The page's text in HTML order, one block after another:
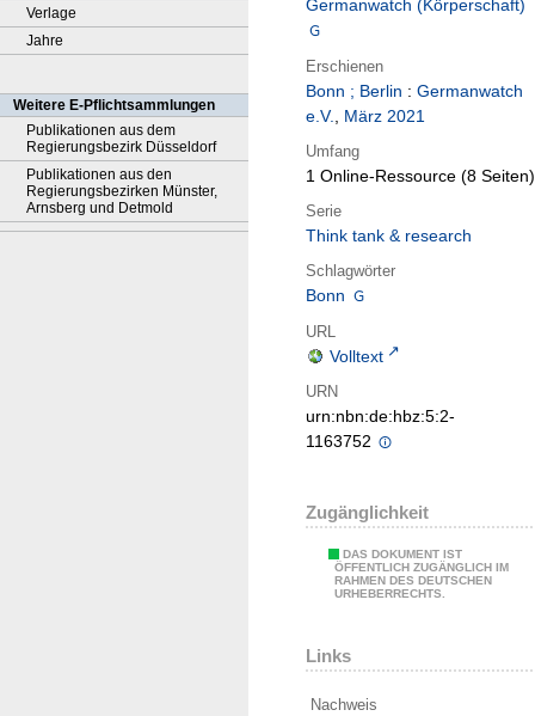
Verlage
Jahre
Weitere E-Pflichtsammlungen
Publikationen aus dem
Regierungsbezirk Düsseldorf
Publikationen aus den
Regierungsbezirken Münster,
Arnsberg und Detmold
Germanwatch (Körperschaft)
Erschienen
Bonn ; Berlin : Germanwatch
e.V., März 2021
Umfang
1 Online-Ressource (8 Seiten)
Serie
Think tank & research
Schlagwörter
Bonn
URL
Volltext
URN
urn:nbn:de:hbz:5:2-
1163752
Zugänglichkeit
DAS DOKUMENT IST
ÖFFENTLICH ZUGÄNGLICH IM
RAHMEN DES DEUTSCHEN
URHEBERRECHTS.
Links
Nachweis